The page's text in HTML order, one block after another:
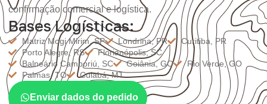
confirmação comercial e logística.
Bases Logísticas:
Matriz Mogi Mirim, SP Londrina, PR
Curitiba, PR
Porto Alegre, RS
Florianópolis, SC
Balneário Camboriú, SC
Goiânia, GO
Rio Verde, GO
Palmas, TO
Cuiabá, MT
Enviar dados do pedido